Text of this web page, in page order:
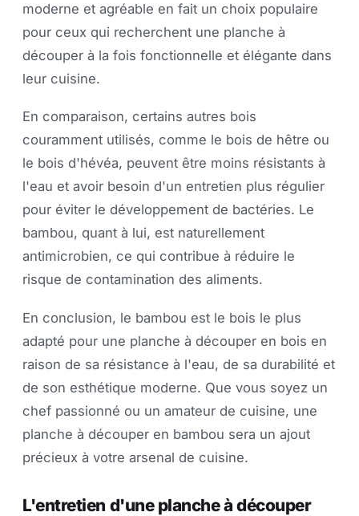
moderne et agréable en fait un choix populaire
pour ceux qui recherchent une planche à
découper à la fois fonctionnelle et élégante dans
leur cuisine.
En comparaison, certains autres bois
couramment utilisés, comme le bois de hêtre ou
le bois d'hévéa, peuvent être moins résistants à
l'eau et avoir besoin d'un entretien plus régulier
pour éviter le développement de bactéries. Le
bambou, quant à lui, est naturellement
antimicrobien, ce qui contribue à réduire le
risque de contamination des aliments.
En conclusion, le bambou est le bois le plus
adapté pour une planche à découper en bois en
raison de sa résistance à l'eau, de sa durabilité et
de son esthétique moderne. Que vous soyez un
chef passionné ou un amateur de cuisine, une
planche à découper en bambou sera un ajout
précieux à votre arsenal de cuisine.
L'entretien d'une planche à découper